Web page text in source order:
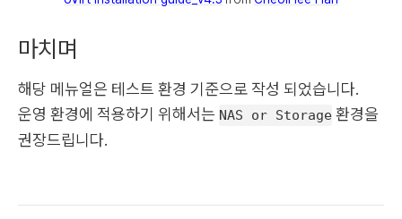
마치며
해당 메뉴얼은 테스트 환경 기준으로 작성 되었습니다.
운영 환경에 적용하기 위해서는 NAS or Storage 환경을
권장드립니다.